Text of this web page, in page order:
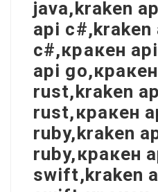
java,kraken
api c#,kraken
c#,кракен
api
rust,kraken
rust,кракен
ruby,kraken
ruby,кракен
swift,kraken